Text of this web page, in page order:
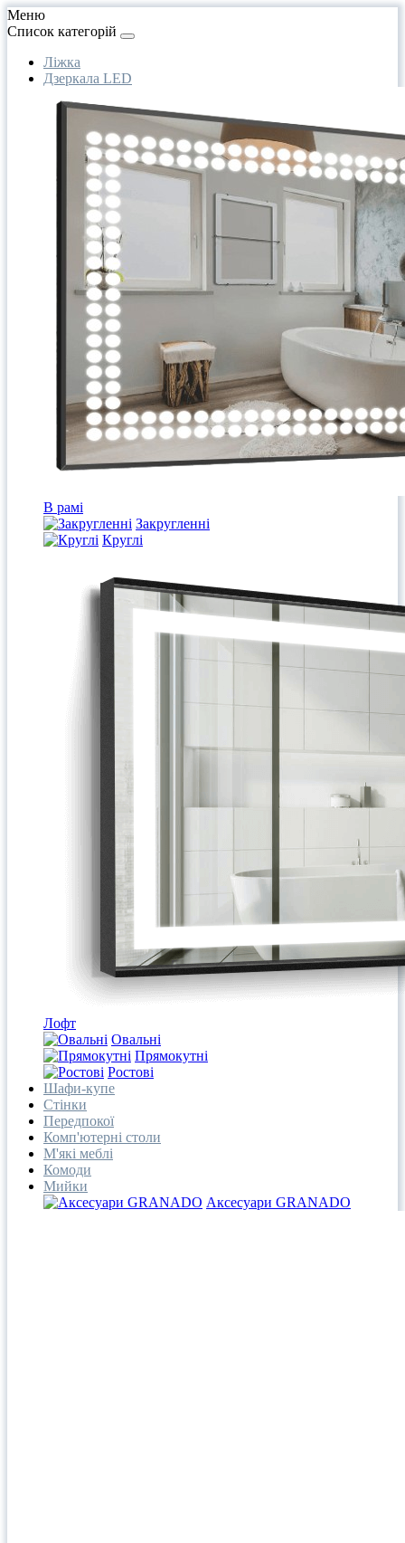
Меню
Список категорій
Ліжка
Дзеркала LED
В рамі
Закругленні
Круглі
Лофт
Овальні
Прямокутні
Ростові
Шафи-купе
Стінки
Передпокої
Комп'ютерні столи
М'які меблі
Комоди
Мийки
Аксесуари GRANADO